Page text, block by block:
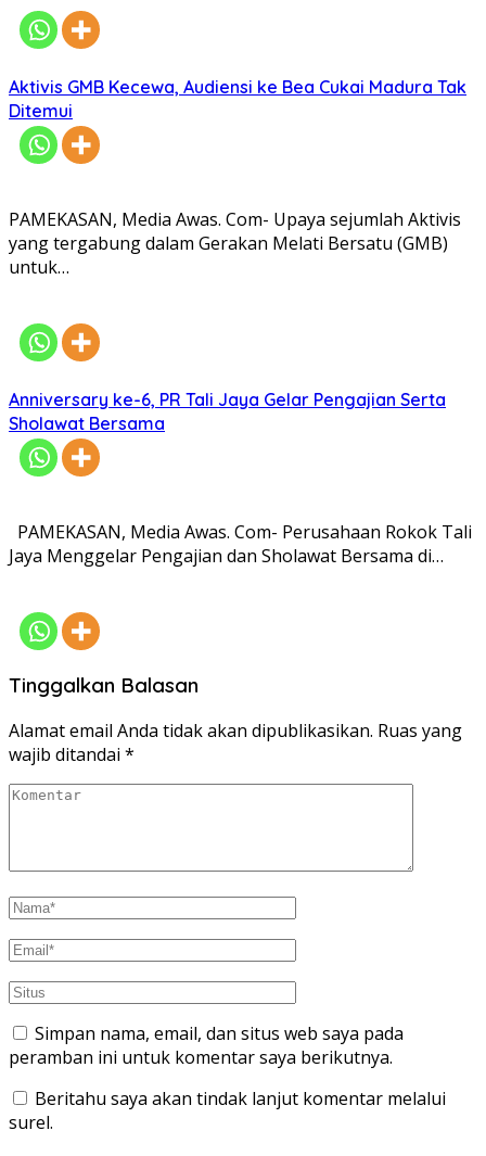
Aktivis GMB Kecewa, Audiensi ke Bea Cukai Madura Tak
Ditemui
PAMEKASAN, Media Awas. Com- Upaya sejumlah Aktivis
yang tergabung dalam Gerakan Melati Bersatu (GMB)
untuk…
Anniversary ke-6, PR Tali Jaya Gelar Pengajian Serta
Sholawat Bersama
PAMEKASAN, Media Awas. Com- Perusahaan Rokok Tali
Jaya Menggelar Pengajian dan Sholawat Bersama di…
Tinggalkan Balasan
Alamat email Anda tidak akan dipublikasikan. Ruas yang
wajib ditandai *
Simpan nama, email, dan situs web saya pada
peramban ini untuk komentar saya berikutnya.
Beritahu saya akan tindak lanjut komentar melalui
surel.